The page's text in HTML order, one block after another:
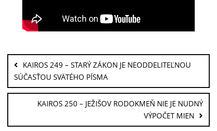
KAIROS 249 – STARÝ ZÁKON JE NEODDELITEĽNOU
SÚČASŤOU SVÄTÉHO PÍSMA
KAIROS 250 – JEŽIŠOV RODOKMEŇ NIE JE NUDNÝ
VÝPOČET MIEN